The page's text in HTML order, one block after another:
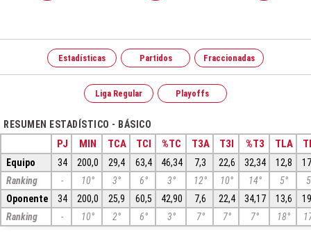
Estadísticas Partidos Fraccionadas
Liga Regular Playoffs
RESUMEN ESTADÍSTICO - BÁSICO
PJ MIN TCA TCI %TC T3A T3I %T3 TLA
Equipo 34 200,0 29,4 63,4 46,34 7,3 22,6 32,34 12,8
Ranking
- 10° 3° 6° 3° 12° 10° 14° 5°
Oponente
34 200,0 25,9 60,5 42,90 7,6 22,4 34,17 13,6
Ranking
- 10° 2° 6° 3° 7° 7° 7° 18°